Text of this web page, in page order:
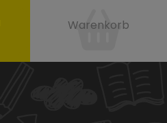
Warenkorb